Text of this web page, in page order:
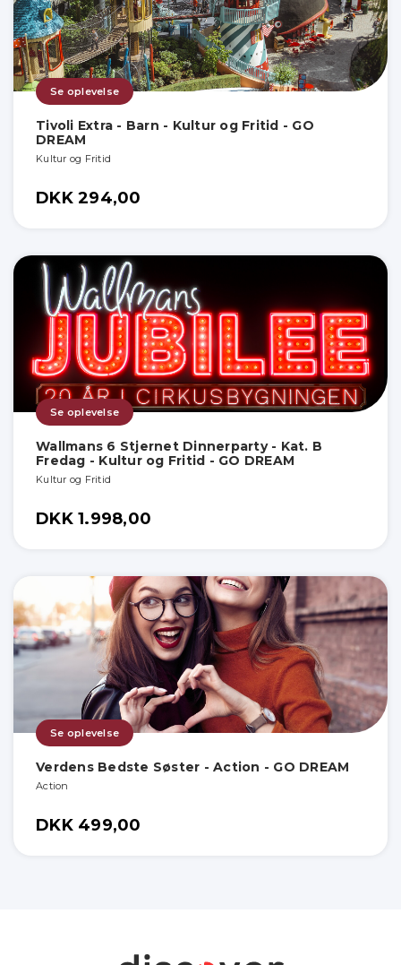
Se oplevelse
Tivoli Extra - Barn - Kultur og Fritid - GO
DREAM
Kultur og Fritid
DKK 294,00
Se oplevelse
Wallmans 6 Stjernet Dinnerparty - Kat. B
Fredag - Kultur og Fritid - GO DREAM
Kultur og Fritid
DKK 1.998,00
Se oplevelse
Verdens Bedste Søster - Action - GO DREAM
Action
DKK 499,00